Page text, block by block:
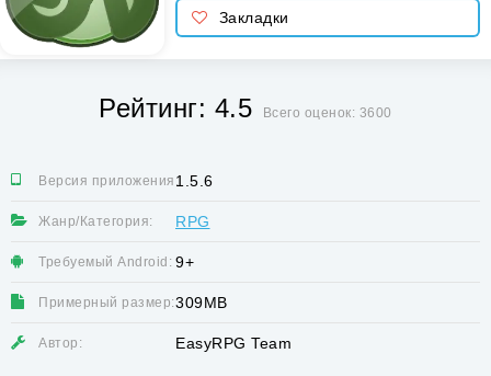
Закладки
Рейтинг: 4.5 Всего оценок: 3600
Версия приложения:1.5.6
Жанр/Категория: RPG
Требуемый Android: 9+
Примерный размер:309MB
Автор: EasyRPG Team